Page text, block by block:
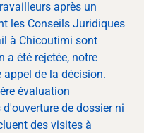
après un
les Conseils Juridiques
à Chicoutimi sont
a été rejetée, notre
appel de la décision.
évaluation
de dossier ni
des visites à